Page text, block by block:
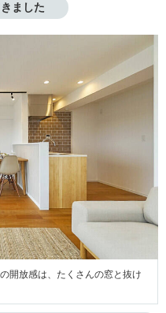
ました
開放感は、たくさんの窓と抜け